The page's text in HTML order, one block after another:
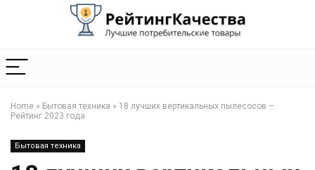
Home » Бытовая техника » 18 лучших вертикальных пылесосов –
Рейтинг 2023 года
Бытовая техника